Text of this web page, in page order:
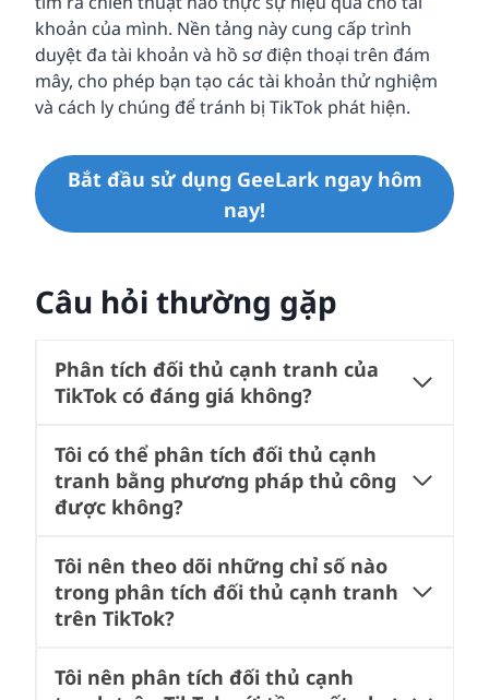
khoản của mình. Nền tảng này cung cấp trình
duyệt đa tài khoản và hồ sơ điện thoại trên đám
mây, cho phép bạn tạo các tài khoản thử nghiệm
và cách ly chúng để tránh bị TikTok phát hiện.
Bắt đầu sử dụng GeeLark ngay hôm
nay!
Câu hỏi thường gặp
Phân tích đối thủ cạnh tranh của
TikTok có đáng giá không?
Tôi có thể phân tích đối thủ cạnh
tranh bằng phương pháp thủ công
được không?
Tôi nên theo dõi những chỉ số nào
trong phân tích đối thủ cạnh tranh
trên TikTok?
Tôi nên phân tích đối thủ cạnh